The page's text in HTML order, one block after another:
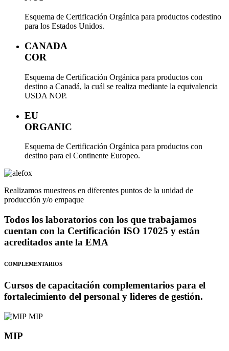
Esquema de Certificación Orgánica para productos codestino
para los Estados Unidos.
CANADA
COR
Esquema de Certificación Orgánica para productos con
destino a Canadá, la cuál se realiza mediante la equivalencia
USDA NOP.
EU
ORGANIC
Esquema de Certificación Orgánica para productos con
destino para el Continente Europeo.
Realizamos muestreos en diferentes puntos de la unidad de
producción y/o empaque
Todos los laboratorios con los que trabajamos
cuentan con la Certificación ISO 17025 y están
acreditados ante la EMA
COMPLEMENTARIOS
Cursos de capacitación complementarios para el
fortalecimiento del personal y lideres de gestión.
MIP
MIP